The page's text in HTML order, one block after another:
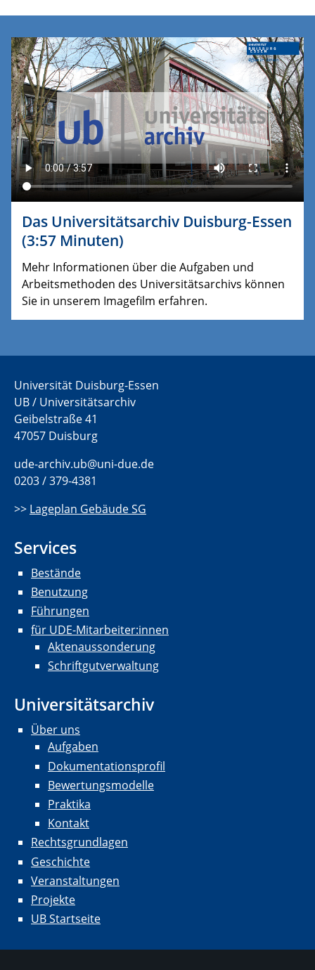
Das Universitätsarchiv Duisburg-Essen
(3:57 Minuten)
Mehr Informationen über die Aufgaben und
Arbeitsmethoden des Universitätsarchivs können
Sie in unserem Imagefilm erfahren.
Universität Duisburg-Essen
UB / Universitätsarchiv
Geibelstraße 41
47057 Duisburg
ude-archiv.ub@uni-due.de
0203 / 379-4381
>> Lageplan Gebäude SG
Services
Bestände
Benutzung
Führungen
für UDE-Mitarbeiter:innen
Aktenaussonderung
Schriftgutverwaltung
Universitätsarchiv
Über uns
Aufgaben
Dokumentationsprofil
Bewertungsmodelle
Praktika
Kontakt
Rechtsgrundlagen
Geschichte
Veranstaltungen
Projekte
UB Startseite